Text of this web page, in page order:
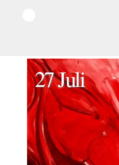
27 Juli